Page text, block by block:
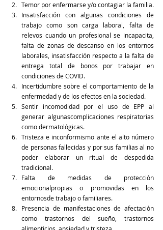
Temor por enfermarse y/o contagiar la familia.
Insatisfacción con algunas condiciones de
trabajo como son carga laboral, falta de
relevos cuando un profesional se incapacita,
falta de zonas de descanso en los entornos
laborales, insatisfacción respecto a la falta de
entrega total de bonos por trabajar en
condiciones de COVID.
Incertidumbre sobre el comportamiento de la
enfermedad y de los efectos en la sociedad.
Sentir incomodidad por el uso de EPP al
generar algunascomplicaciones respiratorias
como dermatológicas.
Tristeza e inconformismo ante el alto número
de personas fallecidas y por sus familias al no
poder elaborar un ritual de despedida
tradicional.
Falta de medidas de protección
emocionalpropias o promovidas en los
entornosde trabajo o familiares.
Presencia de manifestaciones de afectación
como trastornos del sueño, trastornos